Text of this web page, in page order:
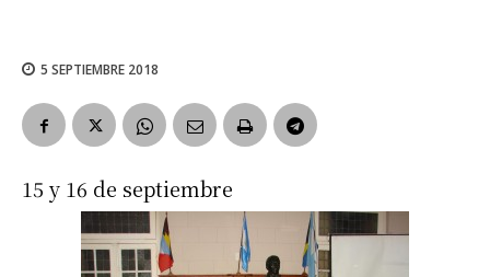
5 SEPTIEMBRE 2018
15 y 16 de septiembre